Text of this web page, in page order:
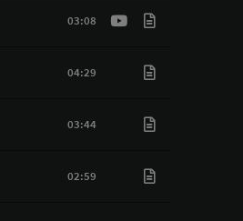
03:08
04:29
03:44
02:59